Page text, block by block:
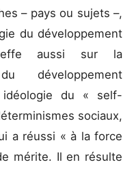
– pays ou sujets –,
du développement
aussi sur la
développement
idéologie du « self-
sociaux,
a réussi « à la force
mérite. Il en résulte